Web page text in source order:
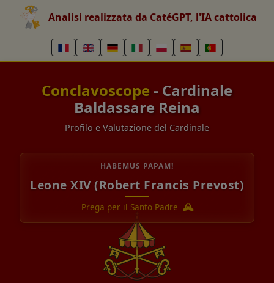
Analisi realizzata da CatéGPT, l'IA cattolica
Conclavoscope - Cardinale
Baldassare Reina
Profilo e Valutazione del Cardinale
HABEMUS PAPAM!
Leone XIV (Robert Francis Prevost)
Prega per il Santo Padre